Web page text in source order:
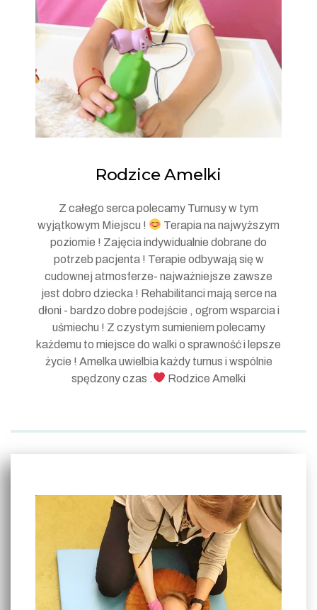
Rodzice Amelki
Z całego serca polecamy Turnusy w tym
wyjątkowym Miejscu !
Terapia na najwyższym
poziomie ! Zajęcia indywidualnie dobrane do
potrzeb pacjenta ! Terapie odbywają się w
cudownej atmosferze- najważniejsze zawsze
jest dobro dziecka ! Rehabilitanci mają serce na
dłoni - bardzo dobre podejście , ogrom wsparcia i
uśmiechu ! Z czystym sumieniem polecamy
każdemu to miejsce do walki o sprawność i lepsze
życie ! Amelka uwielbia każdy turnus i wspólnie
spędzony czas .
Rodzice Amelki